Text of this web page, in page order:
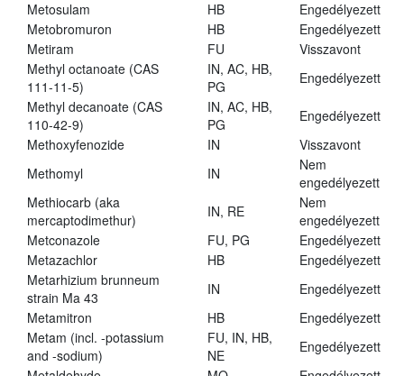
Metosulam
HB
Engedélyezett
Metobromuron
HB
Engedélyezett
Metiram
FU
Visszavont
Methyl octanoate (CAS
111-11-5)
IN, AC, HB,
PG
Engedélyezett
Methyl decanoate (CAS
110-42-9)
IN, AC, HB,
PG
Engedélyezett
Methoxyfenozide
IN
Visszavont
Methomyl
IN
Nem
engedélyezett
Methiocarb (aka
mercaptodimethur)
IN, RE
Nem
engedélyezett
Metconazole
FU, PG
Engedélyezett
Metazachlor
HB
Engedélyezett
Metarhizium brunneum
strain Ma 43
IN
Engedélyezett
Metamitron
HB
Engedélyezett
Metam (incl. -potassium
and -sodium)
FU, IN, HB,
NE
Engedélyezett